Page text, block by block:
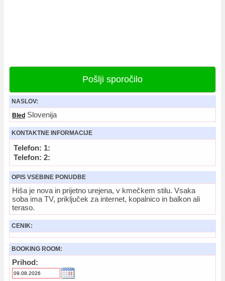
Pošlji sporočilo
NASLOV:
Bled Slovenija
KONTAKTNE INFORMACIJE
Telefon: 1:
Telefon: 2:
OPIS VSEBINE PONUDBE
Hiša je nova in prijetno urejena, v kmečkem stilu. Vsaka
soba ima TV, priključek za internet, kopalnico in balkon ali
teraso.
CENIK:
BOOKING ROOM:
Prihod: